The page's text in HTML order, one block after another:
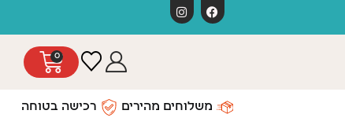
0
משלוחים מהירים רכישה בטוחה